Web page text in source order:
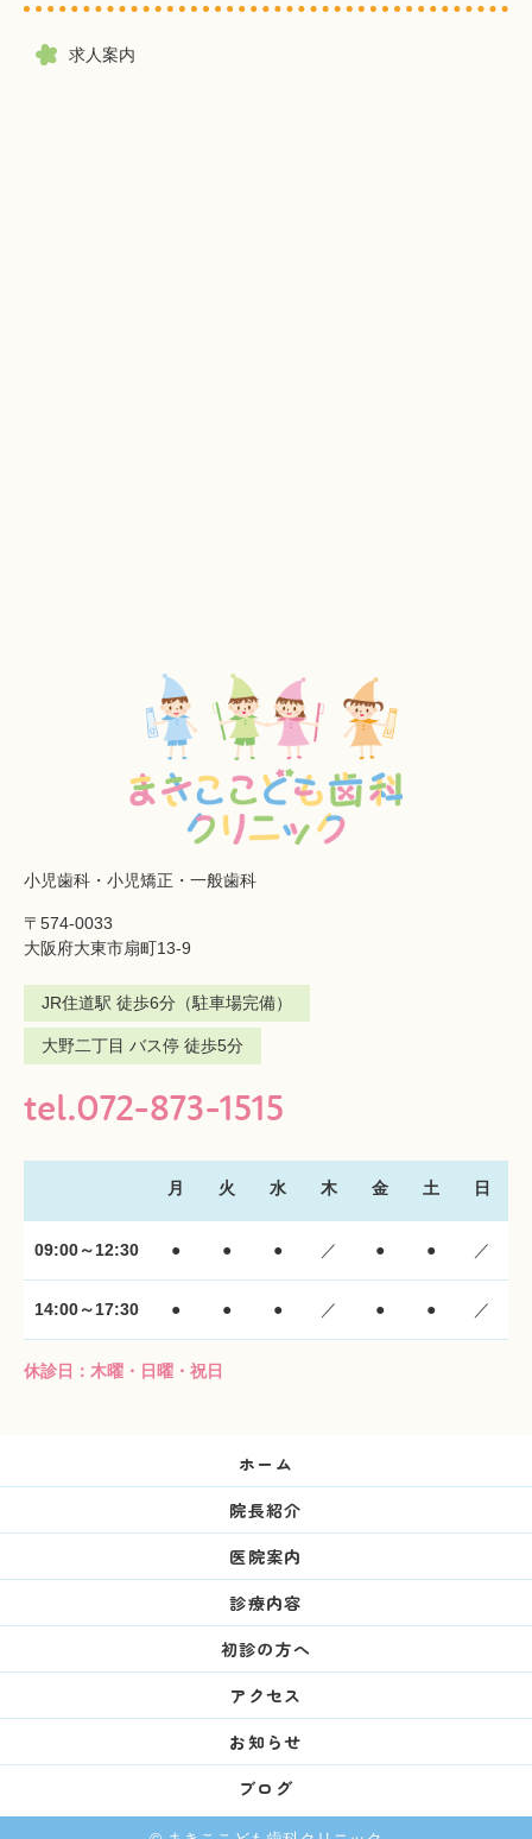
求人案内
小児歯科・小児矯正・一般歯科
〒574-0033
大阪府大東市扇町13-9
JR住道駅 徒歩6分（駐車場完備）
大野二丁目 バス停 徒歩5分
tel.072-873-1515
月 火 水 木 金 土 日
09:00～12:30 ● ● ● ／ ● ● ／
14:00～17:30 ● ● ● ／ ● ● ／
休診日：木曜・日曜・祝日
ホーム
院長紹介
医院案内
診療内容
初診の方へ
アクセス
お知らせ
ブログ